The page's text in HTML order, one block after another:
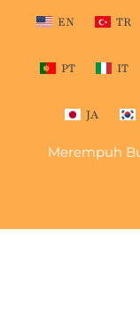
EN TR
PT IT
JA
Merempuh